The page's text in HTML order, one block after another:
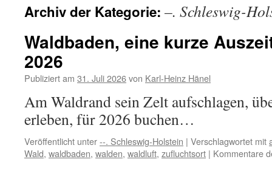
springen
Archiv der Kategorie: –. Schleswig-
Waldbaden, eine kurze
2026
Publiziert am 31. Juli 2026von Karl-Heinz Hänel
Am Waldrand sein Zelt aufschlagen,
erleben, für 2026 buchen…
Veröffentlicht unter--. Schleswig-Holstein | Verschlagwortet mit
Wald, waldbaden, walden, waldluft, zufluchtsort | Kommentare